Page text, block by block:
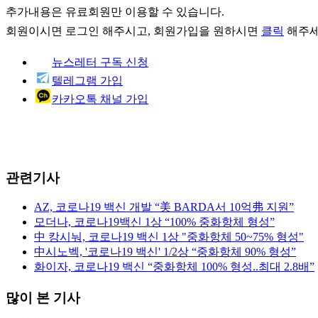
추가내용은 유료회원만 이용할 수 있습니다.
회원이시면 로그인 해주시고, 회원가입을 원하시면 클릭 해주
뉴스레터 구독 신청
텔레그램 가입
카카오톡 채널 가입
관련기사
AZ, 코로나19 백신 개발 “美 BARDA서 10억弗 지원”
모더나, 코로나19백신 1상 “100% 중화항체 형성”
中 캉시눠, 코로나19 백신 1상 "중화항체 50~75% 형성"
中시노벡, '코로나19 백신' 1/2상 “중화항체 90% 형성”
화이자, 코로나19 백신 “중화항체 100% 형성..최대 2.8배”
많이 본 기사